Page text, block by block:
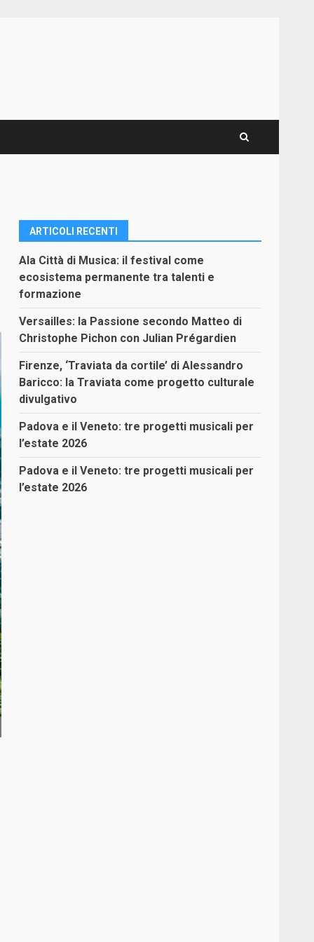
ARTICOLI RECENTI
Ala Città di Musica: il festival come
ecosistema permanente tra talenti e
formazione
Versailles: la Passione secondo Matteo di
Christophe Pichon con Julian Prégardien
Firenze, ‘Traviata da cortile’ di Alessandro
Baricco: la Traviata come progetto culturale
divulgativo
Padova e il Veneto: tre progetti musicali per
l’estate 2026
Padova e il Veneto: tre progetti musicali per
l’estate 2026